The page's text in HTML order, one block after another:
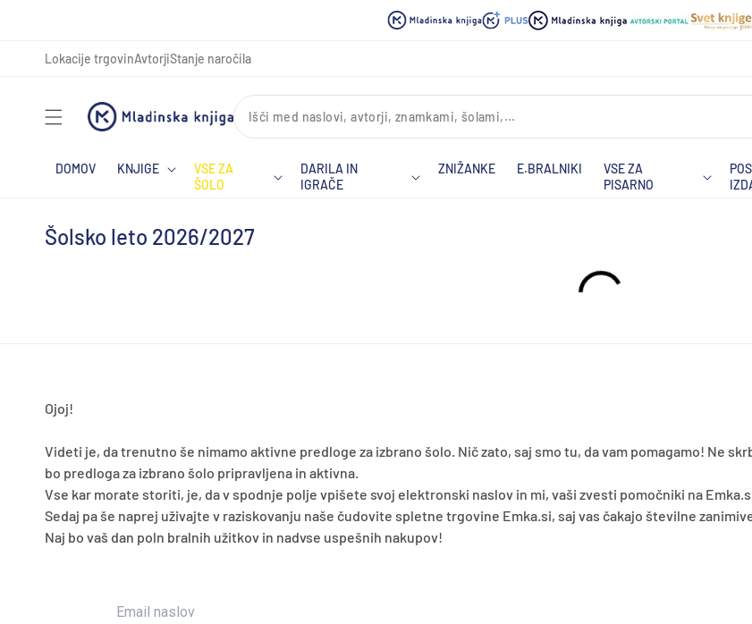
Lokacije trgovinAvtorjiStanje naročila
DOMOV KNJIGE
VSE ZA
ŠOLO
DARILA IN
IGRAČE
ZNIŽANKE E.BRALNIKI
VSE ZA
PISARNO
Šolsko leto 2026/2027
Ojoj!
Videti je, da trenutno še nimamo aktivne predloge za izbrano šolo. Nič zato, saj smo tu, da vam pomagamo! Ne
bo predloga za izbrano šolo pripravljena in aktivna.
Vse kar morate storiti, je, da v spodnje polje vpišete svoj elektronski naslov in mi, vaši zvesti pomočniki na
Sedaj pa še naprej uživajte v raziskovanju naše čudovite spletne trgovine Emka.si, saj vas čakajo številne
Naj bo vaš dan poln bralnih užitkov in nadvse uspešnih nakupov!